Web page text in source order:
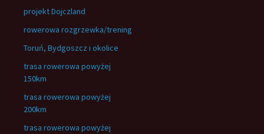
projekt Dojczland
rowerowa rozgrzewka/trening
Toruń, Bydgoszcz i okolice
trasa rowerowa powyżej
150km
trasa rowerowa powyżej
200km
trasa rowerowa powyżej